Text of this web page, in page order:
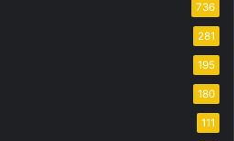
736
281
195
180
111